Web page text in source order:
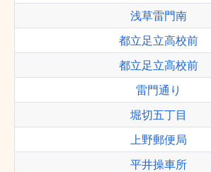
浅草雷門南
都立足立高校前
都立足立高校前
雷門通り
堀切五丁目
上野郵便局
平井操車所